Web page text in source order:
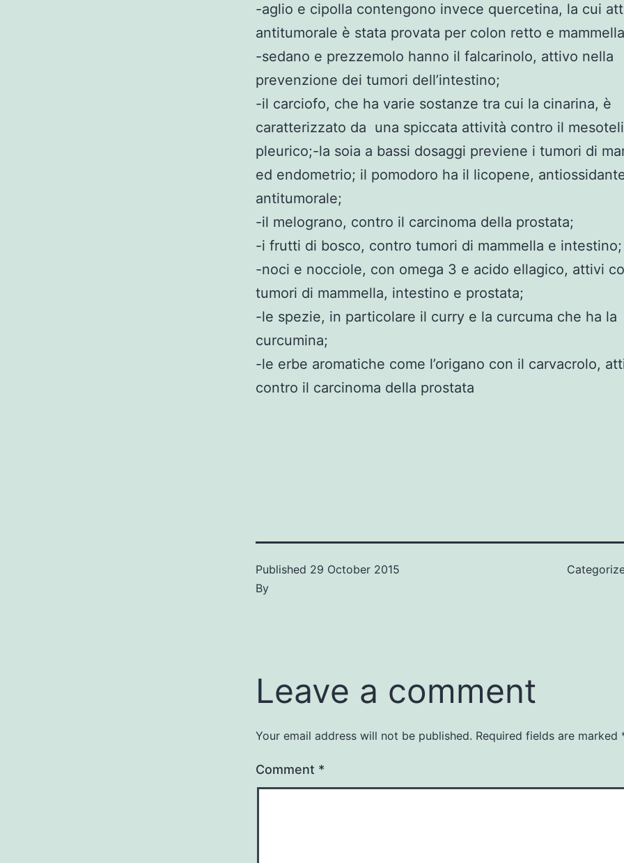
-aglio e cipolla contengono invece quercetina, la cui
antitumorale è stata provata per colon retto e
-sedano e prezzemolo hanno il falcarinolo, attivo nella
prevenzione dei tumori dell’intestino;
-il carciofo, che ha varie sostanze tra cui la cinarina, è
caratterizzato da una spiccata attività contro il
pleurico;-la soia a bassi dosaggi previene i tumori di
ed endometrio; il pomodoro ha il licopene,
antitumorale;
-il melograno, contro il carcinoma della prostata;
-i frutti di bosco, contro tumori di mammella e intestino;
-noci e nocciole, con omega 3 e acido ellagico, attivi
tumori di mammella, intestino e prostata;
-le spezie, in particolare il curry e la curcuma che ha la
curcumina;
-le erbe aromatiche come l’origano con il carvacrolo,
contro il carcinoma della prostata
Published 29 October 2015
By
Leave a comment
Your email address will not be published. Required fields are marked
Comment *